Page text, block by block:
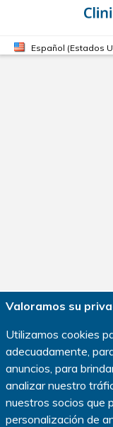
Español (Estados
Política de
Sus
Todos
Valoramos su
Utilizamos cookies
adecuadamente,
anuncios, para
analizar nuestro
nuestros socios que
personalización de